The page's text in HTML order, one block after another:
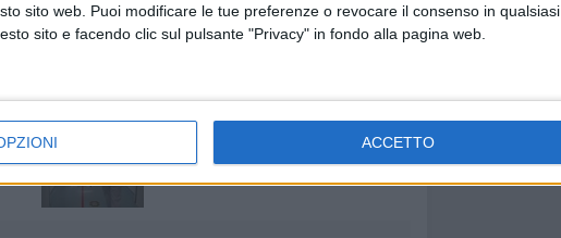
sito web. Puoi modificare le tue preferenze o revocare il consenso in qualsiasi
sito e facendo clic sul pulsante "Privacy" in fondo alla pagina web.
ACCETTO
Due aggressioni in pochi giorni
tra Bari e Corato: le vittime
hanno 17 anni